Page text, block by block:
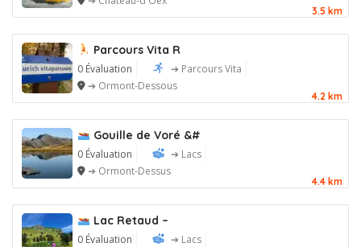
3.5 km
Parcours Vita R
0 Évaluation
➔ Parcours Vita
➔ Ormont-Dessous
4.2 km
Gouille de Voré &#
0 Évaluation
➔ Lacs
➔ Ormont-Dessus
4.4 km
Lac Retaud –
0 Évaluation
➔ Lacs